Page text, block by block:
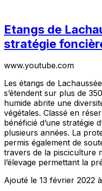
Etangs de
stratégie
www.youtube.com
Les étangs de
s’étendent sur plus de
humide abrite une
végétales. Classé en
bénéficié d’une stratégie
plusieurs années. La
permis également de
travers de la pisciculture
l’élevage permettant la
Ajouté le 13 février 2022